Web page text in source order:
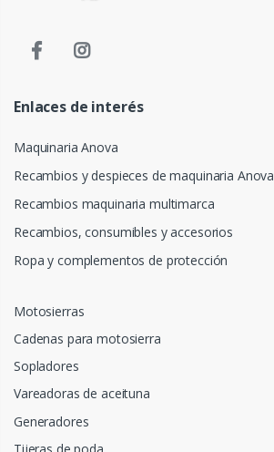
Enlaces de interés
Maquinaria Anova
Recambios y despieces de maquinaria Anova
Recambios maquinaria multimarca
Recambios, consumibles y accesorios
Ropa y complementos de protección
Motosierras
Cadenas para motosierra
Sopladores
Vareadoras de aceituna
Generadores